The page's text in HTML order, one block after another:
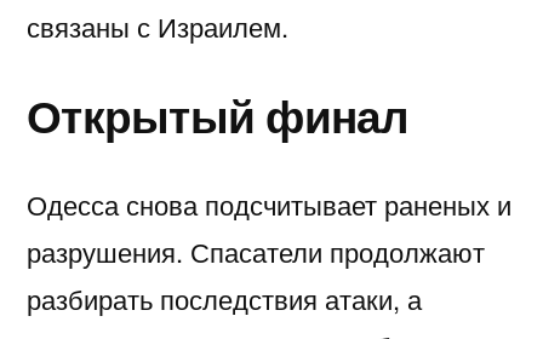
связаны с Израилем.
Открытый финал
Одесса снова подсчитывает раненых и
разрушения. Спасатели продолжают
разбирать последствия атаки, а